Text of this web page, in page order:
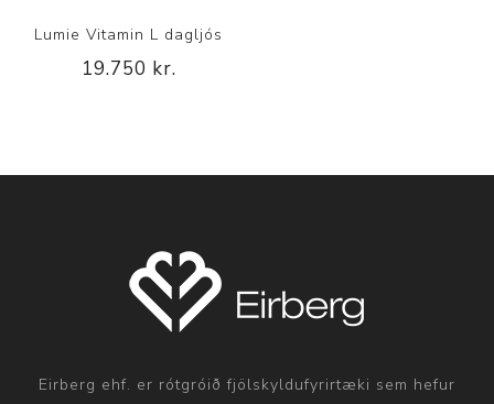
Lumie Vitamin L dagljós
19.750 kr.
Eirberg ehf. er rótgróið fjölskyldufyrirtæki sem hefur